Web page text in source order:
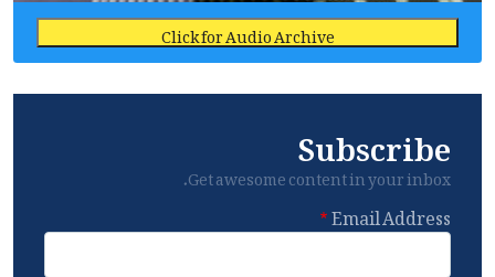
Click for Audio Archive
Subscribe
Get awesome content in your inbox.
Email Address